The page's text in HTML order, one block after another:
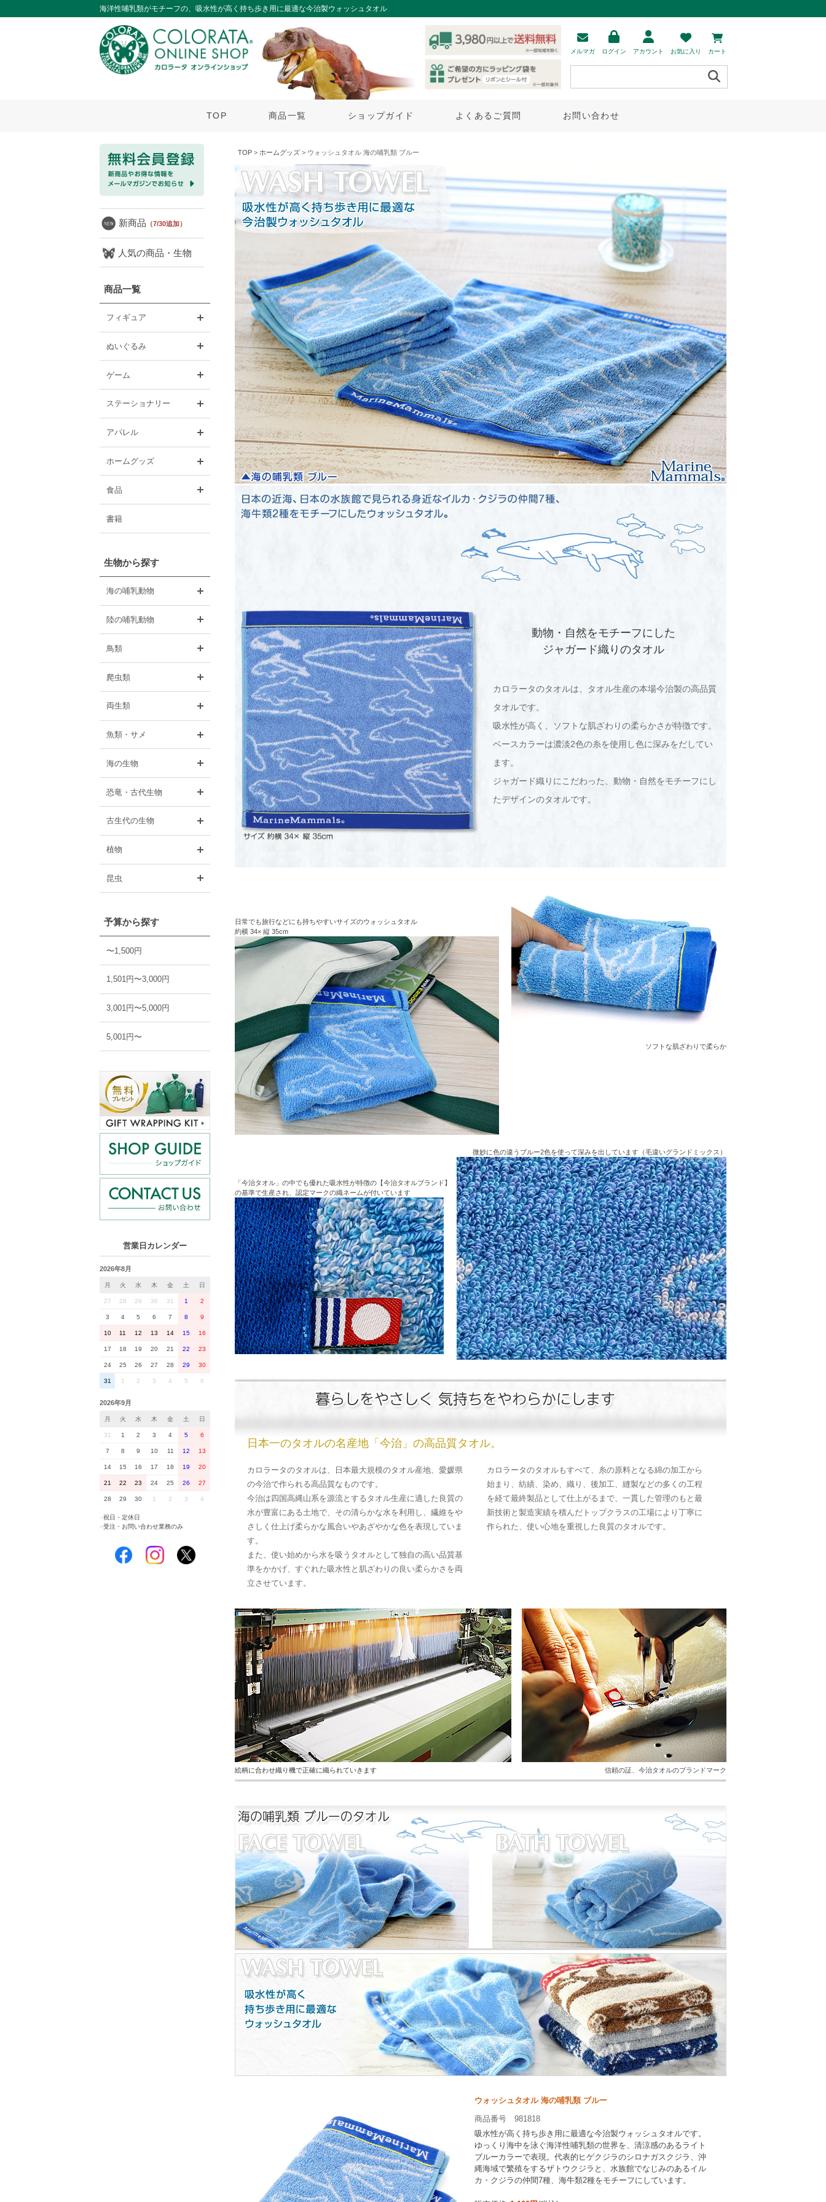
海洋性哺乳類がモチーフの、吸水性が高く持ち歩き用に最適な今治製ウォッシュタオル
メルマガ ログイン アカウント お気に入り カート
TOP 商品一覧 ショップガイド よくあるご質問 お問い合わせ
新商品 （7/30追加）
人気の商品・生物
商品一覧
フィギュア
ぬいぐるみ
ゲーム
ステーショナリー
アパレル
ホームグッズ
食品
書籍
生物から探す
海の哺乳動物
陸の哺乳動物
鳥類
爬虫類
両生類
魚類・サメ
海の生物
恐竜・古代生物
古生代の生物
植物
昆虫
予算から探す
〜1,500円
1,501円〜3,000円
3,001円〜5,000円
5,001円〜
営業日カレンダー
2026年8月
月 火 水 木 金 土 日
27 28 29 30 31 1 2
3 4 5 6 7 8 9
10 11 12 13 14 15 16
17 18 19 20 21 22 23
24 25 26 27 28 29 30
31 1 2 3 4 5 6
2026年9月
月 火 水 木 金 土 日
31 1 2 3 4 5 6
7 8 9 10 11 12 13
14 15 16 17 18 19 20
21 22 23 24 25 26 27
28 29 30 1 2 3 4
祝日・定休日
■受注・お問い合わせ業務のみ
TOP > ホームグッズ > ウォッシュタオル 海の哺乳類 ブルー
動物・自然をモチーフにした
ジャガード織りのタオル
カロラータのタオルは、タオル生産の本場今治製の高品質
タオルです。
吸水性が高く、ソフトな肌ざわりの柔らかさが特徴です。
ベースカラーは濃淡2色の糸を使用し色に深みをだしてい
ます。
ジャガード織りにこだわった、動物・自然をモチーフにし
たデザインのタオルです。
日常でも旅行などにも持ちやすいサイズのウォッシュタオル
約横 34× 縦 35cm
ソフトな肌ざわりで柔らか
「今治タオル」の中でも優れた吸水性が特徴の【今治タオルブランド】
の基準で生産され、認定マークの織ネームが付いています
微妙に色の違うブルー2色を使って深みを出しています（毛違いグランドミックス）
日本一のタオルの名産地「今治」の高品質タオル。
カロラータのタオルは、日本最大規模のタオル産地、愛媛県
の今治で作られる高品質なものです。
今治は四国高縄山系を源流とするタオル生産に適した良質の
水が豊富にある土地で、その清らかな水を利用し、繊維をや
さしく仕上げ柔らかな風合いやあざやかな色を表現していま
す。
また、使い始めから水を吸うタオルとして独自の高い品質基
準をかかげ、すぐれた吸水性と肌ざわりの良い柔らかさを両
立させています。
カロラータのタオルもすべて、糸の原料となる綿の加工から
始まり、紡績、染め、織り、後加工、縫製などの多くの工程
を経て最終製品として仕上がるまで、一貫した管理のもと最
新技術と製造実績を積んだトップクラスの工場により丁寧に
作られた、使い心地を重視した良質のタオルです。
絵柄に合わせ織り機で正確に織られていきます 信頼の証、今治タオルのブランドマーク
ウォッシュタオル 海の哺乳類 ブルー
商品番号 981818
吸水性が高く持ち歩き用に最適な今治製ウォッシュタオルです。
ゆっくり海中を泳ぐ海洋性哺乳類の世界を、清涼感のあるライト
ブルーカラーで表現。代表的ヒゲクジラのシロナガスクジラ、沖
縄海域で繁殖をするザトウクジラと、水族館でなじみのあるイル
カ・クジラの仲間7種、海牛類2種をモチーフにしています。